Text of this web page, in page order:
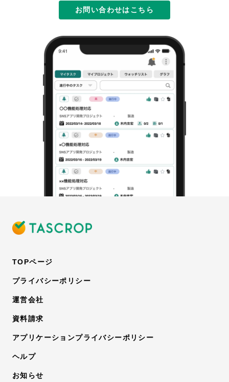
お問い合わせはこちら
TOPページ
プライバシーポリシー
運営会社
資料請求
アプリケーションプライバシーポリシー
ヘルプ
お知らせ